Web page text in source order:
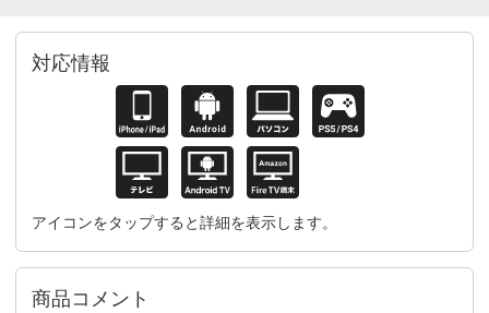
対応情報
アイコンをタップすると詳細を表示します。
商品コメント